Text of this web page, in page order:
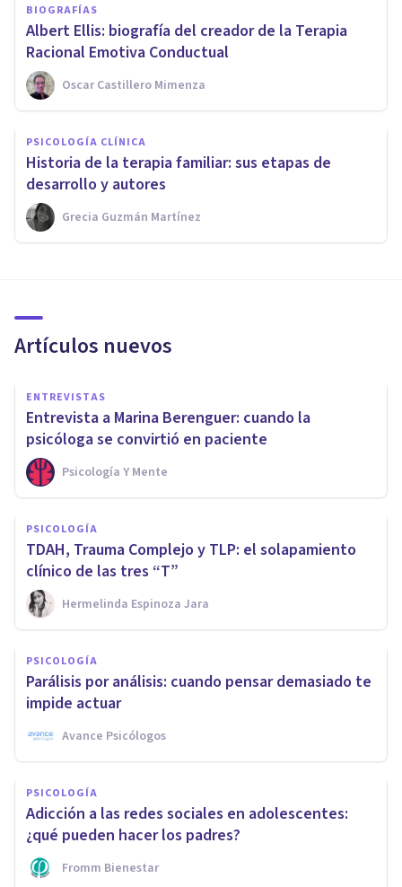
BIOGRAFÍAS
Albert Ellis: biografía del creador de la Terapia
Racional Emotiva Conductual
Oscar Castillero Mimenza
PSICOLOGÍA CLÍNICA
Historia de la terapia familiar: sus etapas de
desarrollo y autores
Grecia Guzmán Martínez
Artículos nuevos
ENTREVISTAS
Entrevista a Marina Berenguer: cuando la
psicóloga se convirtió en paciente
Psicología Y Mente
PSICOLOGÍA
TDAH, Trauma Complejo y TLP: el solapamiento
clínico de las tres “T”
Hermelinda Espinoza Jara
PSICOLOGÍA
Parálisis por análisis: cuando pensar demasiado te
impide actuar
Avance Psicólogos
PSICOLOGÍA
Adicción a las redes sociales en adolescentes:
¿qué pueden hacer los padres?
Fromm Bienestar